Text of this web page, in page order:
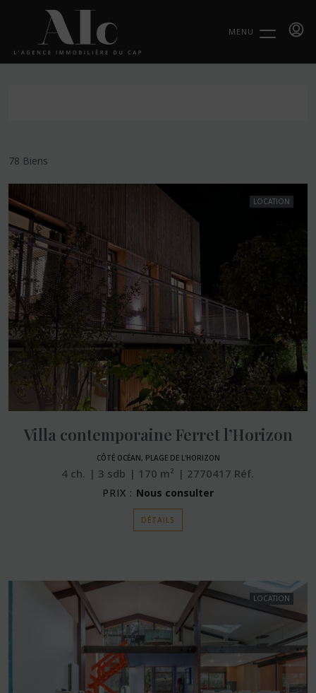
MENU
78 Biens
LOCATION
Villa contemporaine Ferret l’Horizon
CÔTÉ OCÉAN, PLAGE DE L'HORIZON
4 ch. 3 sdb 170 m² 2770417 Réf.
PRIX : Nous consulter
DÉTAILS
LOCATION